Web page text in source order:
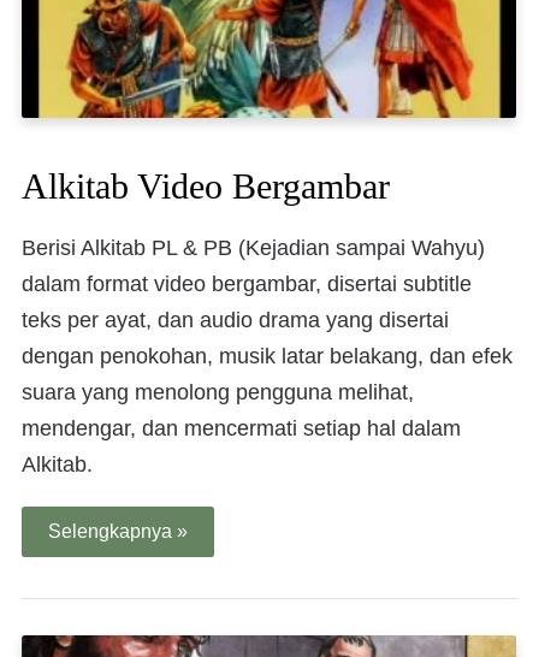
Alkitab Video Bergambar
Berisi Alkitab PL & PB (Kejadian sampai Wahyu)
dalam format video bergambar, disertai subtitle
teks per ayat, dan audio drama yang disertai
dengan penokohan, musik latar belakang, dan efek
suara yang menolong pengguna melihat,
mendengar, dan mencermati setiap hal dalam
Alkitab.
Selengkapnya »